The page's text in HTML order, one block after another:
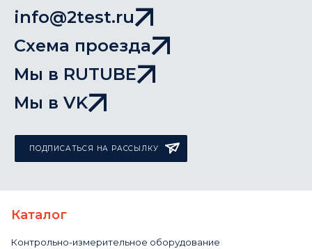
info@2test.ru
Схема проезда
Мы в RUTUBE
Мы в VK
ПОДПИСАТЬСЯ НА РАССЫЛКУ
Каталог
Контрольно-измерительное оборудование